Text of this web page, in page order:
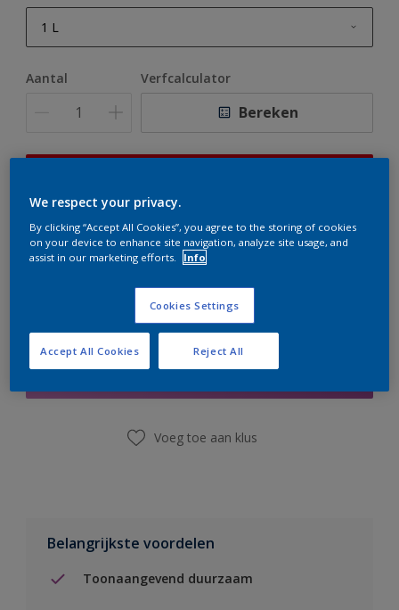
1 L
10 L
Aantal Verfcalculator
Bereken
te bestellen. Houd de website in de gaten, we werken
er hard aan om de voorraad aan te vullen.
Boodschappenlijst
Voeg toe aan klus
Belangrijkste voordelen
Toonaangevend duurzaam
We respect your privacy.
By clicking “Accept All Cookies”, you agree to the storing of cookies
on your device to enhance site navigation, analyze site usage, and
assist in our marketing efforts.
Info
Cookies Settings
Reject All
Accept All Cookies